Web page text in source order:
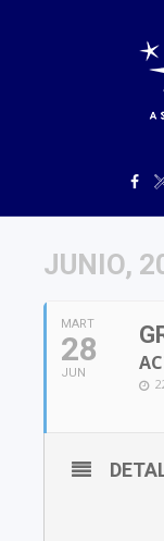
JUNIO,
MART
28
JUN